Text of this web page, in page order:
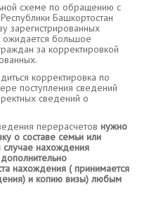
схеме по обращению с
Башкортостан
зарегистрированных
ожидается большое
за корректировкой
корректировка по
поступления сведений
сведений о
перерасчетов нужно
о составе семьи или
случае нахождения
нахождения ( принимается
и копию визы) любым